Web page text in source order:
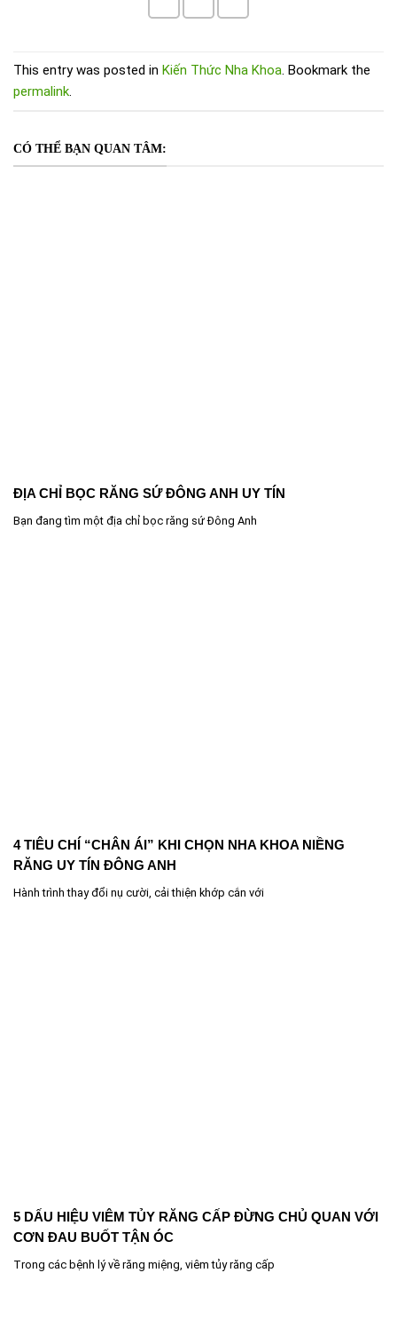
This entry was posted in Kiến Thức Nha Khoa. Bookmark the
permalink.
CÓ THỂ BẠN QUAN TÂM:
ĐỊA CHỈ BỌC RĂNG SỨ ĐÔNG ANH UY TÍN
Bạn đang tìm một địa chỉ bọc răng sứ Đông Anh
4 TIÊU CHÍ “CHÂN ÁI” KHI CHỌN NHA KHOA NIỀNG
RĂNG UY TÍN ĐÔNG ANH
Hành trình thay đổi nụ cười, cải thiện khớp cắn với
5 DẤU HIỆU VIÊM TỦY RĂNG CẤP ĐỪNG CHỦ QUAN VỚI
CƠN ĐAU BUỐT TẬN ÓC
Trong các bệnh lý về răng miệng, viêm tủy răng cấp